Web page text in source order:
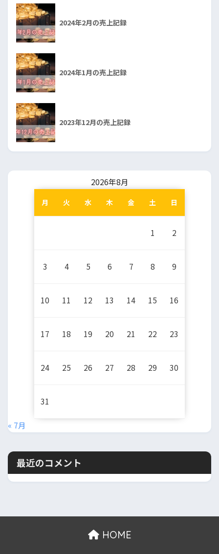
2024年2月の売上記録
2024年1月の売上記録
2023年12月の売上記録
2026年8月
月 火 水 木 金 土 日
1 2
3 4 5 6 7 8 9
10 11 12 13 14 15 16
17 18 19 20 21 22 23
24 25 26 27 28 29 30
31
« 7月
最近のコメント
HOME